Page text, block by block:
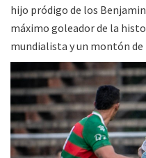
hijo pródigo de los
máximo goleador de la
mundialista y un montón